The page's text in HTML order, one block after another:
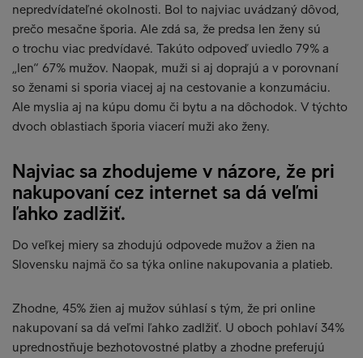
nepredvídateľné okolnosti. Bol to najviac uvádzaný dôvod,
prečo mesačne šporia. Ale zdá sa, že predsa len ženy sú
o trochu viac predvídavé. Takúto odpoveď uviedlo 79% a
„len“ 67% mužov. Naopak, muži si aj doprajú a v porovnaní
so ženami si sporia viacej aj na cestovanie a konzumáciu.
Ale myslia aj na kúpu domu či bytu a na dôchodok. V týchto
dvoch oblastiach šporia viacerí muži ako ženy.
Najviac sa zhodujeme v názore, že pri
nakupovaní cez internet sa dá veľmi
ľahko zadlžiť.
Do veľkej miery sa zhodujú odpovede mužov a žien na
Slovensku najmä čo sa týka online nakupovania a platieb.
Zhodne, 45% žien aj mužov súhlasí s tým, že pri online
nakupovaní sa dá veľmi ľahko zadlžiť. U oboch pohlaví 34%
uprednostňuje bezhotovostné platby a zhodne preferujú